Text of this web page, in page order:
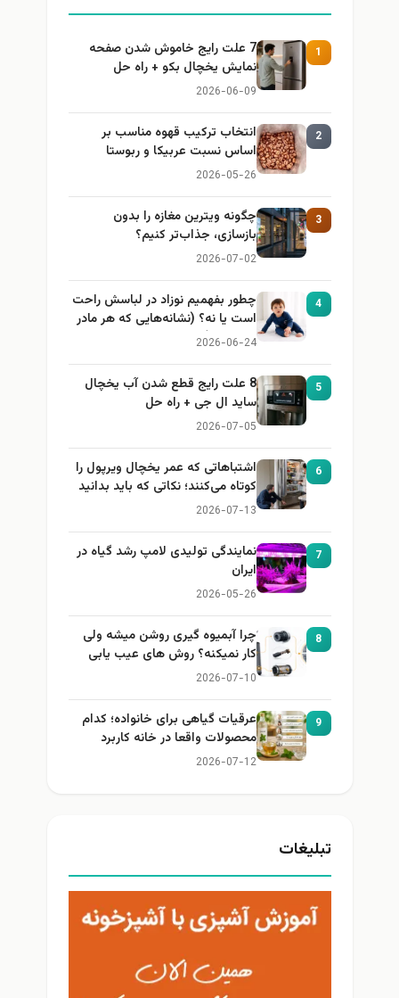
1
7 علت رایج خاموش شدن صفحه
نمایش یخچال بکو + راه حل
2026-06-09
2
انتخاب ترکیب قهوه مناسب بر
اساس نسبت عربیکا و ربوستا
2026-05-26
3
چگونه ویترین مغازه را بدون
بازسازی، جذاب‌تر کنیم؟
2026-07-02
4
چطور بفهمیم نوزاد در لباسش راحت
است یا نه؟ (نشانه‌هایی که هر مادر
باید بداند)
2026-06-24
5
8 علت رایج قطع شدن آب یخچال
ساید ال جی + راه حل
2026-07-05
6
اشتباهاتی که عمر یخچال ویرپول را
کوتاه می‌کنند؛ نکاتی که باید بدانید
2026-07-13
7
نمایندگی تولیدی لامپ رشد گیاه در
ایران
2026-05-26
8
چرا آبمیوه گیری روشن میشه ولی
کار نمیکنه؟ روش های عیب یابی
2026-07-10
9
عرقیات گیاهی برای خانواده؛ کدام
محصولات واقعا در خانه کاربرد
دارند؟
2026-07-12
تبلیغات